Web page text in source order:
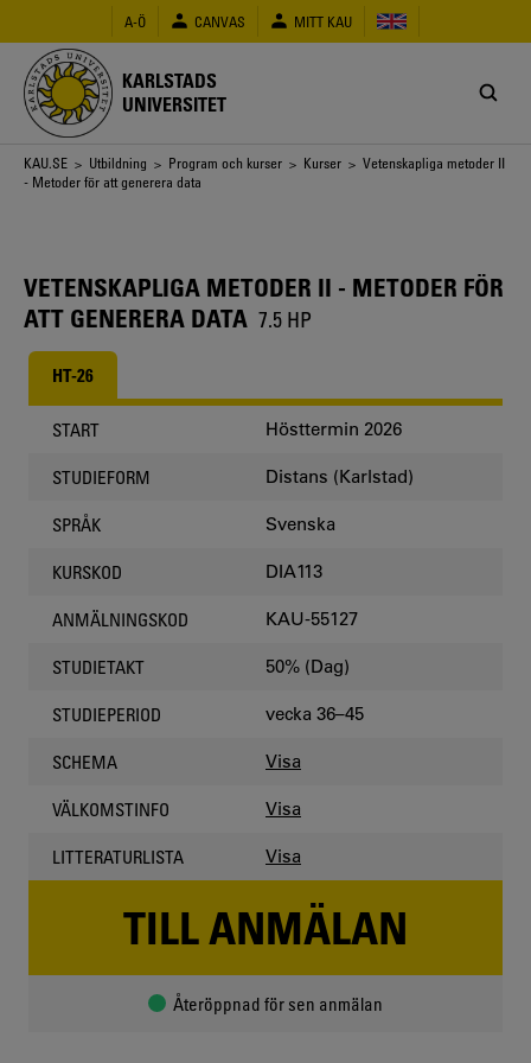
huvudinnehåll
A-Ö CANVAS MITT KAU
KARLSTADS
UNIVERSITET
Länkstig
KAU.SE > Utbildning > Program och kurser > Kurser > Vetenskapliga metoder II
- Metoder för att generera data
VETENSKAPLIGA METODER II - METODER FÖR
ATT GENERERA DATA 7.5 HP
HT-26
START Hösttermin 2026
STUDIEFORM Distans (Karlstad)
SPRÅK Svenska
KURSKOD DIA113
ANMÄLNINGSKOD KAU-55127
STUDIETAKT 50% (Dag)
STUDIEPERIOD vecka 36–45
SCHEMA Visa
VÄLKOMSTINFO Visa
LITTERATURLISTA Visa
TILL ANMÄLAN
Återöppnad för sen anmälan